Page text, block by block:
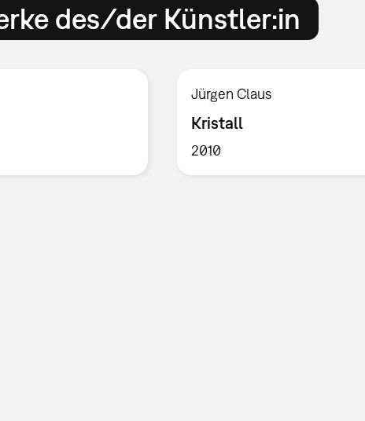
des/der Künstler:in
Jürgen Claus
Kristall
2010